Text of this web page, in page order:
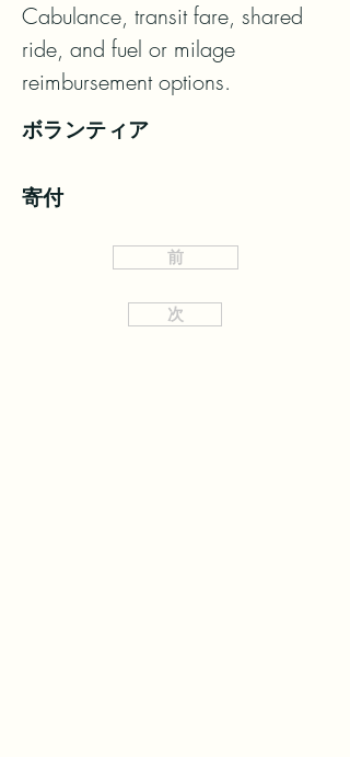
Cabulance, transit fare, shared
ride, and fuel or milage
reimbursement options.
ボランティア
寄付
前
次